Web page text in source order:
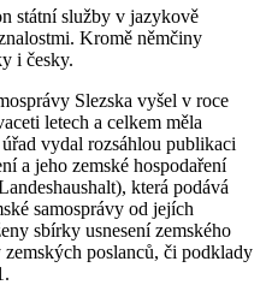
státní služby v jazykově
Kromě němčiny
i česky.
Slezska vyšel v roce
letech a celkem měla
vydal rozsáhlou publikaci
a jeho zemské hospodaření
která podává
samosprávy od jejích
sbírky usnesení zemského
poslanců, či podklady